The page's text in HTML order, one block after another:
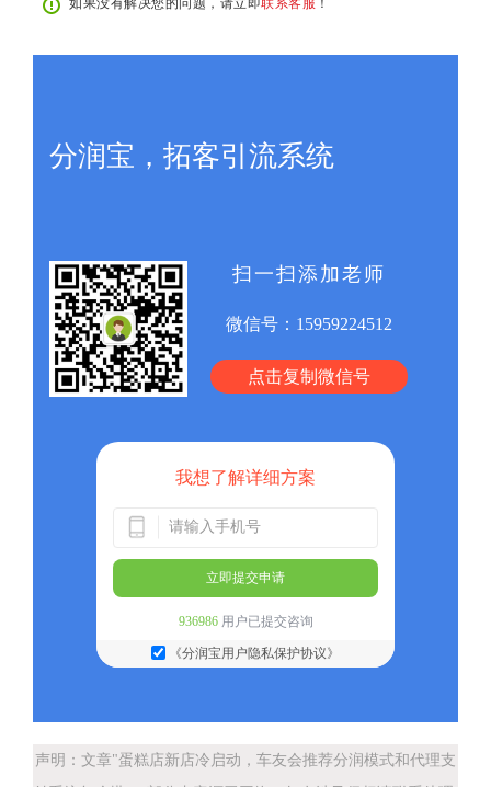
如果没有解决您的问题，请立即联系客服 ！
分润宝，拓客引流系统
扫一扫添加老师
微信号： 15959224512
点击复制微信号
我想了解详细方案
立即提交申请
936986用户已提交咨询
《分润宝用户隐私保护协议》
声明：文章"蛋糕店新店冷启动，车友会推荐分润模式和代理支